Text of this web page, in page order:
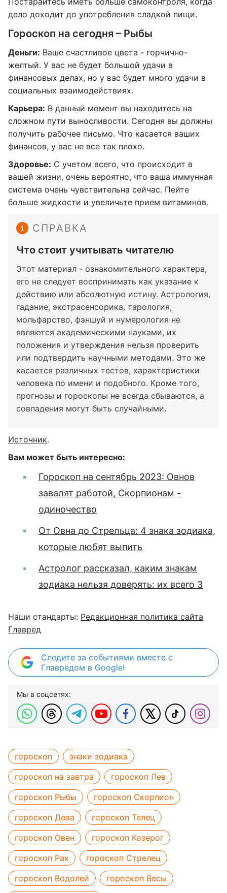
дело доходит до употребления сладкой пищи.
Гороскоп на сегодня – Рыбы
Деньги: Ваше счастливое цвета - горчично-
желтый. У вас не будет большой удачи в
финансовых делах, но у вас будет много удачи в
социальных взаимодействиях.
Карьера: В данный момент вы находитесь на
сложном пути выносливости. Сегодня вы должны
получить рабочее письмо. Что касается ваших
финансов, у вас не все так плохо.
Здоровье: С учетом всего, что происходит в
вашей жизни, очень вероятно, что ваша иммунная
система очень чувствительна сейчас. Пейте
больше жидкости и увеличьте прием витаминов.
СПРАВКА
Что стоит учитывать читателю
Этот материал - ознакомительного характера,
его не следует воспринимать как указание к
действию или абсолютную истину. Астрология,
гадание, экстрасенсорика, тарология,
мольфарство, фэншуй и нумерология не
являются академическими науками, их
положения и утверждения нельзя проверить
или подтвердить научными методами. Это же
касается различных тестов, характеристики
человека по имени и подобного. Кроме того,
прогнозы и гороскопы не всегда сбываются, а
совпадения могут быть случайными.
Источник.
Вам может быть интересно:
Гороскоп на сентябрь 2023: Овнов
завалят работой, Скорпионам -
одиночество
От Овна до Стрельца: 4 знака зодиака,
которые любят выпить
Астролог рассказал, каким знакам
зодиака нельзя доверять: их всего 3
Наши стандарты: Редакционная политика сайта
Главред
Следите за событиями вместе с
Главредом в Google!
Мы в соцсетях:
гороскоп
знаки зодиака
гороскоп на завтра
гороскоп Лев
гороскоп Рыбы
гороскоп Скорпион
гороскоп Дева
гороскоп Телец
гороскоп Овен
гороскоп Козерог
гороскоп Рак
гороскоп Стрелец
гороскоп Водолей
гороскоп Весы